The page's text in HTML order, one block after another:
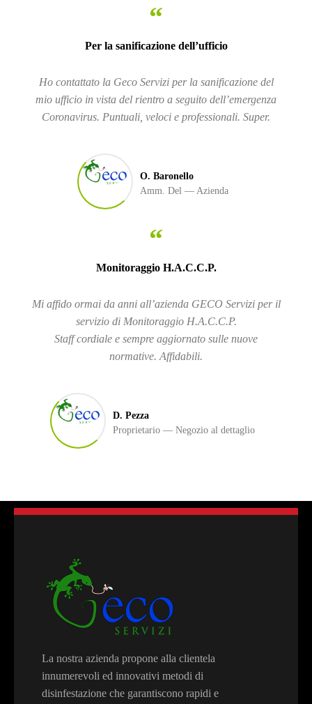
“
Per la sanificazione dell’ufficio
Ho contattato la Geco Servizi per la sanificazione del
mio ufficio in vista del rientro a seguito dell’emergenza
Coronavirus. Puntuali, veloci e professionali. Super.
O. Baronello
Amm. Del
Azienda
“
Monitoraggio H.A.C.C.P.
Mi affido ormai da anni all’azienda GECO Servizi per il
servizio di Monitoraggio H.A.C.C.P.
Staff cordiale e sempre aggiornato sulle nuove
normative. Affidabili.
D. Pezza
Proprietario
Negozio al dettaglio
La nostra azienda propone alla clientela
innumerevoli ed innovativi metodi di
disinfestazione che garantiscono rapidi e